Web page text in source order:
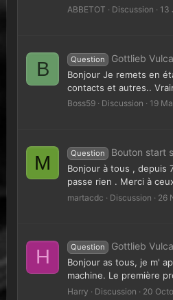
ABBETOT Discussion 13
B Question Gottlieb
Bonjour Je remets en
contacts et autres..
Boss59 Discussion 19
M Question Bouton start
Bonjour à tous , depuis
passe rien . Merci à
martacdc Discussion 26
H Question Gottlieb
Bonjour as tous, je m'
machine. Le première
Harry Discussion 20